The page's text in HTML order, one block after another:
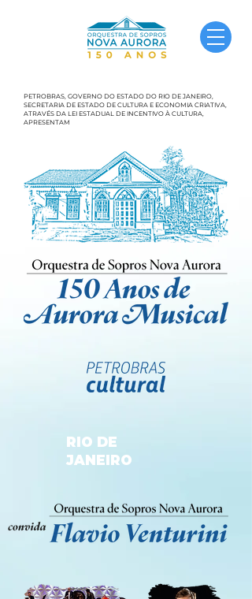
PETROBRAS, GOVERNO DO ESTADO DO RIO DE JANEIRO,
SECRETARIA DE ESTADO DE CULTURA E ECONOMIA CRIATIVA,
ATRAVÉS DA LEI ESTADUAL DE INCENTIVO À CULTURA,
APRESENTAM
RIO DE
JANEIRO